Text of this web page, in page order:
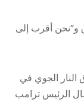
و”نحن أقرب إلى
الجوي في
الرئيس ترامب